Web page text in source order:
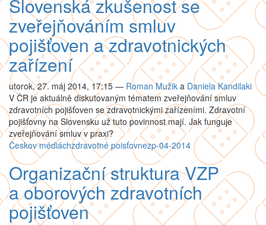
Slovenská zkušenost se
zveřejňováním smluv
pojišťoven a zdravotnických
zařízení
utorok, 27. máj 2014, 17:15 — Roman Mužik a Daniela Kandilaki
V ČR je aktuálně diskutovaným tématem zveřejňování smluv
zdravotních pojišťoven se zdravotnickými zařízeními. Zdravotní
pojišťovny na Slovensku už tuto povinnost mají. Jak funguje
zveřejňování smluv v praxi?
Českov médiáchzdravotné poisťovnezp-04-2014
Organizační struktura VZP
a oborových zdravotních
pojišťoven